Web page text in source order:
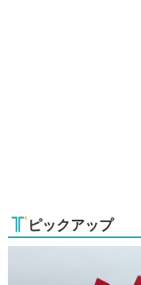
ピックアップ